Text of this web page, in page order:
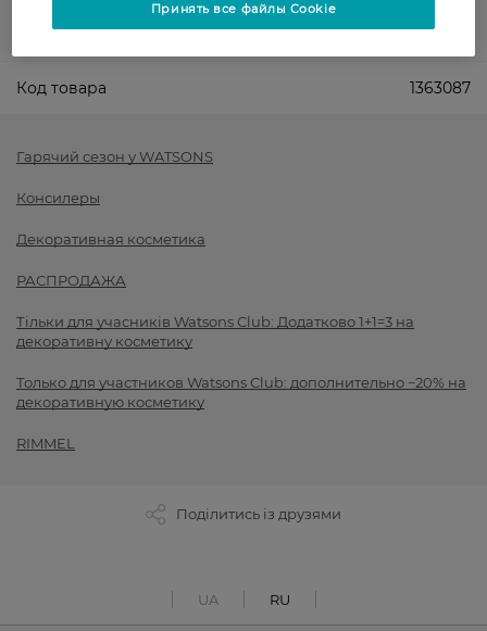
Показать больше
Код товара 1363087
Гарячий сезон у WATSONS
Консилеры
Декоративная косметика
РАСПРОДАЖА
Тільки для учасників Watsons Club: Додатково 1+1=3 на
декоративну косметику
Только для участников Watsons Club: дополнительно −20% на
декоративную косметику
RIMMEL
Поділитись із друзями
UA RU
Принять все файлы Cookie